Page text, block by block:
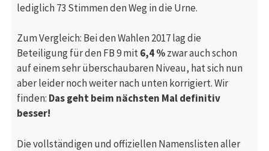
lediglich 73 Stimmen den Weg in die Urne.
Zum Vergleich: Bei den Wahlen 2017 lag die
Beteiligung für den FB 9 mit6,4 %zwar auch schon
auf einem sehr überschaubaren Niveau, hat sich nun
aber leider noch weiter nach unten korrigiert. Wir
finden: Das geht beim nächsten Mal definitiv
besser!
Die vollständigen und offiziellen Namenslisten aller